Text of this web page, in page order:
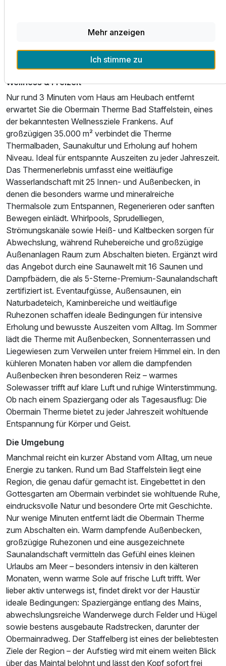
Ausstattung
Für 4 Tage p.P. ab342,25 €
Superior Doppelzimmer
2 Erwachsene und 2 Kinder
Ausstattung
Für 4 Tage p.P. ab282,25 €
verfügt über die meisten Metzgereien und die meisten
Brauereien pro Einwohner in Deutschland. Und Bier aus
einer der elf Bad Staffelsteiner Brauereien steht ganztägig
in der MaxiBar zur Verfügung.
Wellness & Freizeit
Nur rund 3 Minuten vom Haus am Heubach entfernt
erwartet Sie die Obermain Therme Bad Staffelstein, eines
der bekanntesten Wellnessziele Frankens. Auf
großzügigen 35.000 m² verbindet die Therme
Thermalbaden, Saunakultur und Erholung auf hohem
Niveau. Ideal für entspannte Auszeiten zu jeder Jahreszeit.
Das Thermenerlebnis umfasst eine weitläufige
Wasserlandschaft mit 25 Innen- und Außenbecken, in
denen die besonders warme und mineralreiche
Thermalsole zum Entspannen, Regenerieren oder sanften
Bewegen einlädt. Whirlpools, Sprudelliegen,
Strömungskanäle sowie Heiß- und Kaltbecken sorgen für
Abwechslung, während Ruhebereiche und großzügige
Außenanlagen Raum zum Abschalten bieten. Ergänzt wird
das Angebot durch eine Saunawelt mit 16 Saunen und
Dampfbädern, die als 5-Sterne-Premium-Saunalandschaft
zertifiziert ist. Eventaufgüsse, Außensaunen, ein
Naturbadeteich, Kaminbereiche und weitläufige
Ruhezonen schaffen ideale Bedingungen für intensive
Erholung und bewusste Auszeiten vom Alltag. Im Sommer
lädt die Therme mit Außenbecken, Sonnenterrassen und
Liegewiesen zum Verweilen unter freiem Himmel ein. In den
kühleren Monaten haben vor allem die dampfenden
Außenbecken ihren besonderen Reiz – warmes
Solewasser trifft auf klare Luft und ruhige Winterstimmung.
Ob nach einem Spaziergang oder als Tagesausflug: Die
Obermain Therme bietet zu jeder Jahreszeit wohltuende
Entspannung für Körper und Geist.
Die Umgebung
Manchmal reicht ein kurzer Abstand vom Alltag, um neue
Energie zu tanken. Rund um Bad Staffelstein liegt eine
Region, die genau dafür gemacht ist. Eingebettet in den
Gottesgarten am Obermain verbindet sie wohltuende Ruhe,
eindrucksvolle Natur und besondere Orte mit Geschichte.
Nur wenige Minuten entfernt lädt die Obermain Therme
zum Abschalten ein. Warm dampfende Außenbecken,
großzügige Ruhezonen und eine ausgezeichnete
Saunalandschaft vermitteln das Gefühl eines kleinen
Urlaubs am Meer – besonders intensiv in den kälteren
Monaten, wenn warme Sole auf frische Luft trifft. Wer
lieber aktiv unterwegs ist, findet direkt vor der Haustür
ideale Bedingungen: Spaziergänge entlang des Mains,
abwechslungsreiche Wanderwege durch Felder und Hügel
sowie bestens ausgebaute Radstrecken, darunter der
Obermainradweg. Der Staffelberg ist eines der beliebtesten
Ziele der Region – der Aufstieg wird mit einem weiten Blick
über das Maintal belohnt und lässt den Kopf sofort frei
Mehr anzeigen
Ich stimme zu